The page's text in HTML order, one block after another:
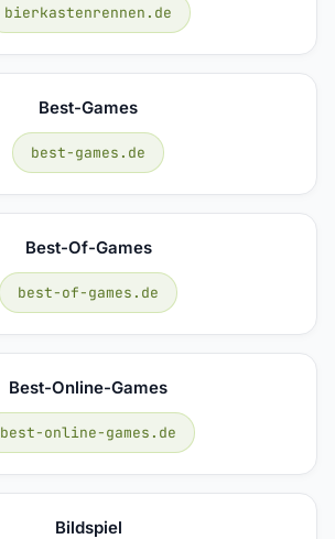
bierkastenrennen.de
Best-Games
best-games.de
Best-Of-Games
best-of-games.de
Best-Online-Games
best-online-games.de
Bildspiel